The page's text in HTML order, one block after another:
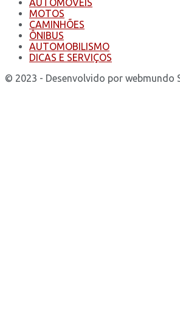
AUTOMÓVEIS
MOTOS
CAMINHÕES
ÔNIBUS
AUTOMOBILISMO
DICAS E SERVIÇOS
© 2023 - Desenvolvido por webmundo